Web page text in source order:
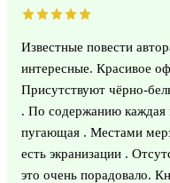
Известные повести
интересные. Красивое
Присутствуют чёрно-
. По содержанию каждая
пугающая . Местами
есть экранизации .
это очень порадовало.